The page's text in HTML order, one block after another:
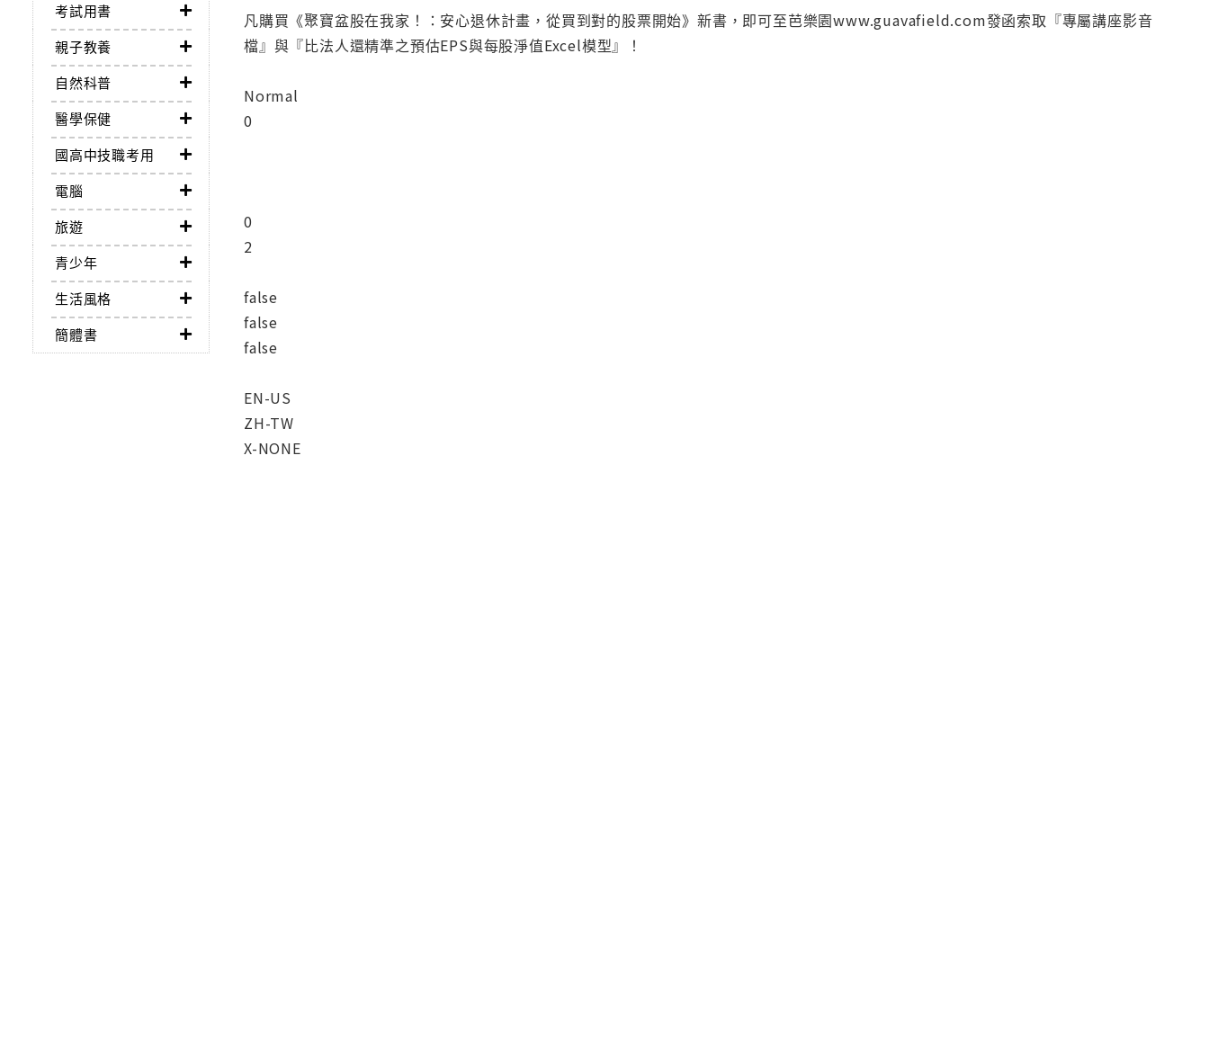
考試用書
親子教養
自然科普
醫學保健
國高中技職考用
電腦
旅遊
青少年
生活風格
簡體書
凡購買《聚寶盆股在我家！：安心退休計畫，從買到對的股票開始》新書，即可至芭樂園www.guavafield.com發函索取『專屬講座影音
檔』與『比法人還精準之預估EPS與每股淨值Excel模型』！
Normal
0
0
2
false
false
false
EN-US
ZH-TW
X-NONE